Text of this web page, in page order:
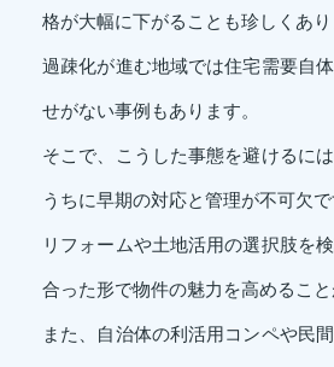
格が大幅に下がることも珍しくあり
過疎化が進む地域では住宅需要自
せがない事例もあります。
そこで、こうした事態を避けるに
うちに早期の対応と管理が不可欠で
リフォームや土地活用の選択肢を
合った形で物件の魅力を高めること
また、自治体の利活用コンペや民